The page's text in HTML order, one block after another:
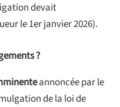
devait
le 1er janvier 2026).
?
annoncée par le
de la loi de